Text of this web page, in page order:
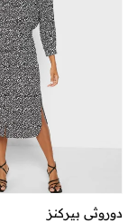
دوروثي بيركنز